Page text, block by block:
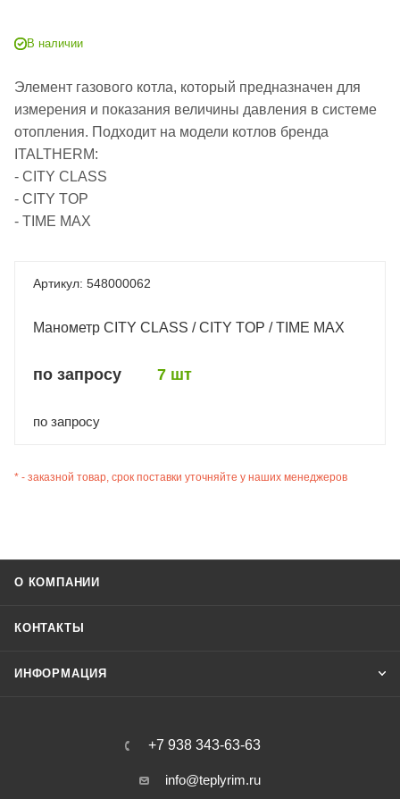
В наличии
Элемент газового котла, который предназначен для
измерения и показания величины давления в системе
отопления. Подходит на модели котлов бренда
ITALTHERM:
- CITY CLASS
- CITY TOP
- TIME MAX
548000062
Манометр CITY CLASS / CITY TOP / TIME MAX
по запросу 7 шт
по запросу
* - заказной товар, срок поставки уточняйте у наших менеджеров
О КОМПАНИИ
КОНТАКТЫ
ИНФОРМАЦИЯ
+7 938 343-63-63
info@teplyrim.ru